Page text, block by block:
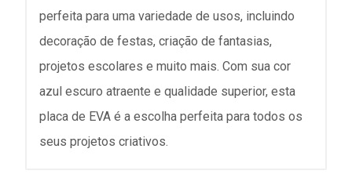
perfeita para uma variedade de usos, incluindo
decoração de festas, criação de fantasias,
projetos escolares e muito mais. Com sua cor
azul escuro atraente e qualidade superior, esta
placa de EVA é a escolha perfeita para todos os
seus projetos criativos.